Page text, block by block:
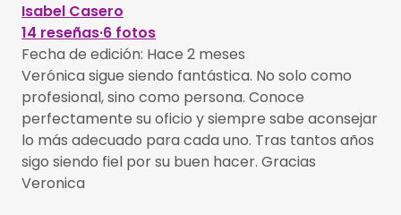
Isabel Casero
14 reseñas·6 fotos
Fecha de edición: Hace 2 meses
Verónica sigue siendo fantástica. No solo como
profesional, sino como persona. Conoce
perfectamente su oficio y siempre sabe aconsejar
lo más adecuado para cada uno. Tras tantos años
sigo siendo fiel por su buen hacer. Gracias
Veronica